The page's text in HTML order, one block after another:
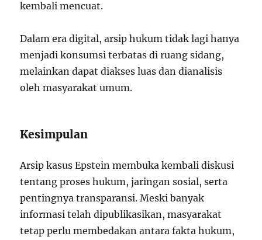
kembali mencuat.
Dalam era digital, arsip hukum tidak lagi hanya
menjadi konsumsi terbatas di ruang sidang,
melainkan dapat diakses luas dan dianalisis
oleh masyarakat umum.
Kesimpulan
Arsip kasus Epstein membuka kembali diskusi
tentang proses hukum, jaringan sosial, serta
pentingnya transparansi. Meski banyak
informasi telah dipublikasikan, masyarakat
tetap perlu membedakan antara fakta hukum,